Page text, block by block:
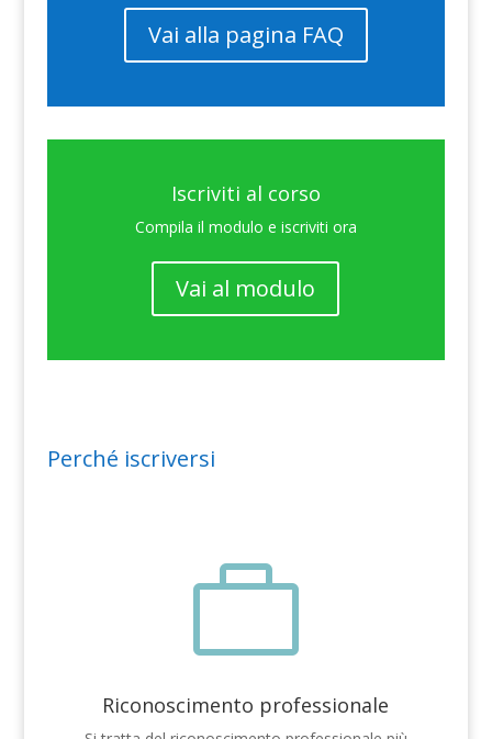
Vai alla pagina FAQ
Iscriviti al corso
Compila il modulo e iscriviti ora
Vai al modulo
Perché iscriversi

Riconoscimento professionale